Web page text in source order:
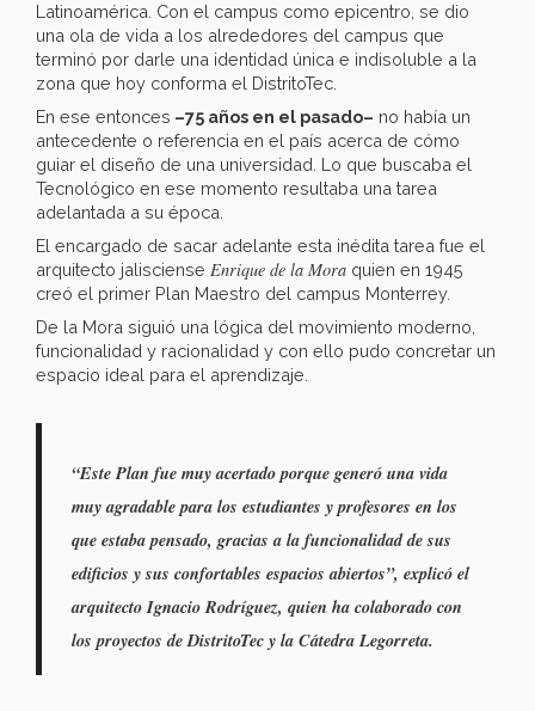
Latinoamérica. Con el campus como epicentro, se dio
una ola de vida a los alrededores del campus que
terminó por darle una identidad única e indisoluble a la
zona que hoy conforma el DistritoTec.
En ese entonces –75 años en el pasado– no había un
antecedente o referencia en el país acerca de cómo
guiar el diseño de una universidad. Lo que buscaba el
Tecnológico en ese momento resultaba una tarea
adelantada a su época.
El encargado de sacar adelante esta inédita tarea fue el
arquitecto jalisciense Enrique de la Mora quien en 1945
creó el primer Plan Maestro del campus Monterrey.
De la Mora siguió una lógica del movimiento moderno,
funcionalidad y racionalidad y con ello pudo concretar un
espacio ideal para el aprendizaje.
“Este Plan fue muy acertado porque generó una vida
muy agradable para los estudiantes y profesores en los
que estaba pensado, gracias a la funcionalidad de sus
edificios y sus confortables espacios abiertos”, explicó el
arquitecto Ignacio Rodríguez, quien ha colaborado con
los proyectos de DistritoTec y la Cátedra Legorreta.